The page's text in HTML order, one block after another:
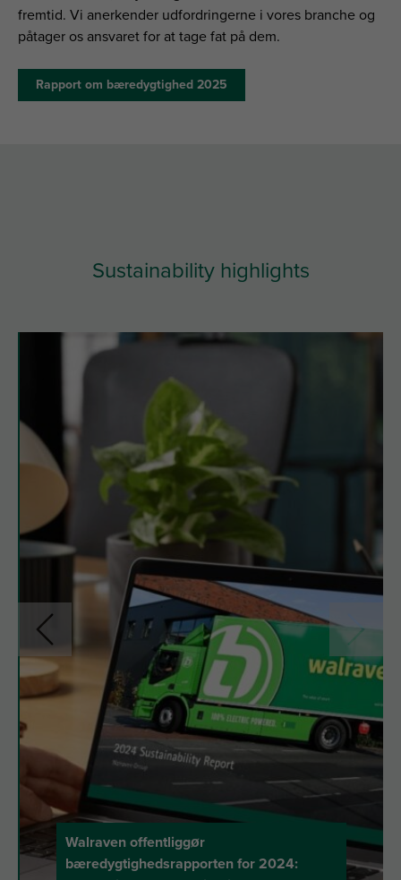
fremtid. Vi anerkender udfordringerne i vores branche og
påtager os ansvaret for at tage fat på dem.
Rapport om bæredygtighed 2025
Sustainability highlights
Walraven offentliggør
bæredygtighedsrapporten for 2024: